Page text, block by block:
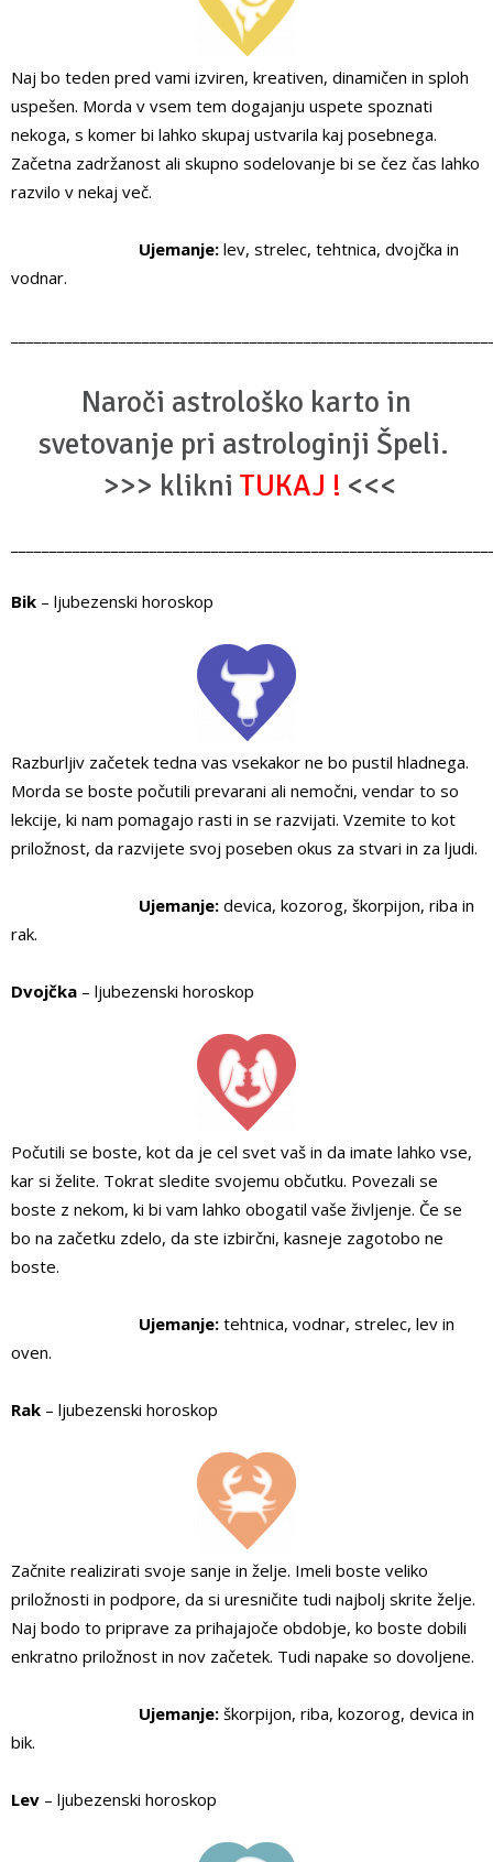
Naj bo teden pred vami izviren, kreativen, dinamičen in sploh
uspešen. Morda v vsem tem dogajanju uspete spoznati
nekoga, s komer bi lahko skupaj ustvarila kaj posebnega.
Začetna zadržanost ali skupno sodelovanje bi se čez čas lahko
razvilo v nekaj več.
Ujemanje: lev, strelec, tehtnica, dvojčka in
vodnar.
Naroči astrološko karto in
svetovanje pri astrologinji Špeli.
>>> klikni TUKAJ ! <<<
Bik – ljubezenski horoskop
Razburljiv začetek tedna vas vsekakor ne bo pustil hladnega.
Morda se boste počutili prevarani ali nemočni, vendar to so
lekcije, ki nam pomagajo rasti in se razvijati. Vzemite to kot
priložnost, da razvijete svoj poseben okus za stvari in za ljudi.
Ujemanje: devica, kozorog, škorpijon, riba in
rak.
Dvojčka – ljubezenski horoskop
Počutili se boste, kot da je cel svet vaš in da imate lahko vse,
kar si želite. Tokrat sledite svojemu občutku. Povezali se
boste z nekom, ki bi vam lahko obogatil vaše življenje. Če se
bo na začetku zdelo, da ste izbirčni, kasneje zagotobo ne
boste.
Ujemanje: tehtnica, vodnar, strelec, lev in
oven.
Rak – ljubezenski horoskop
Začnite realizirati svoje sanje in želje. Imeli boste veliko
priložnosti in podpore, da si uresničite tudi najbolj skrite želje.
Naj bodo to priprave za prihajajoče obdobje, ko boste dobili
enkratno priložnost in nov začetek. Tudi napake so dovoljene.
Ujemanje: škorpijon, riba, kozorog, devica in
bik.
Lev – ljubezenski horoskop